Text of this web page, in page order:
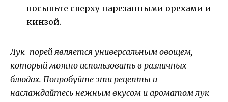
посыпьте сверху нарезанными орехами и
кинзой.
Лук-порей является универсальным овощем,
который можно использовать в различных
блюдах. Попробуйте эти рецепты и
наслаждайтесь нежным вкусом и ароматом лук-